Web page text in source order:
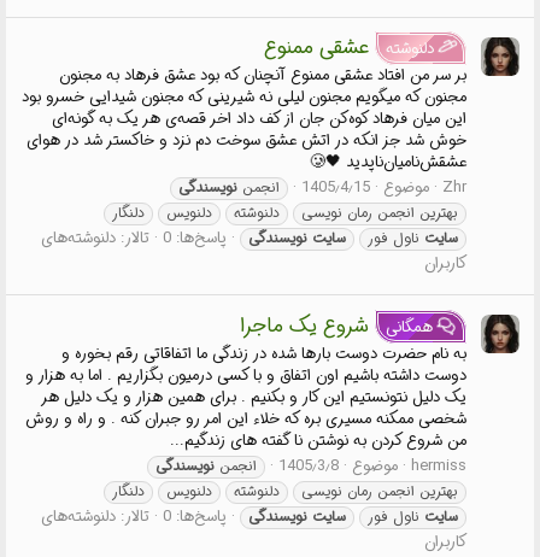
دلنوشته عشقی ممنوع
بر سر من افتاد عشقی ممنوع آنچنان که بود عشق فرهاد به مجنون
مجنون که میگویم مجنون لیلی نه شیرینی که مجنون شیدایی خسرو بود
این میان فرهاد کوه‌کن جان از کف داد اخر قصه‌ی هر یک به گونه‌ای
خوش شد جز انکه در اتش عشق سوخت دم نزد و خاکستر شد در هوا‌ی
عشقش‌نامیان‌ناپدید 🖤🥲
Zhr موضوع 1405٫4٫15 انجمن نویسندگی
بهترین انجمن رمان نویسی
دلنوشته دلنویس
دلنگار
سایت ناول فور سایت نویسندگی پاسخ‌ها: 0 تالار: دلنوشته‌های
کاربران
همگانی شروع یک ماجرا
به نام حضرت دوست بارها شده در زندگی ما اتفاقاتی رقم بخوره و
دوست داشته باشیم اون اتفاق و با کسی درمیون بگزاریم . اما به هزار و
یک دلیل نتونستیم این کار و بکنیم . برای همین هزار و یک دلیل هر
شخصی ممکنه مسیری بره که خلاء این امر رو جبران کنه . و راه و روش
من شروع کردن به نوشتن نا گفته های زندگیم...
hermiss موضوع 1405٫3٫8 انجمن نویسندگی
بهترین انجمن رمان نویسی
دلنوشته دلنویس
دلنگار
سایت ناول فور سایت نویسندگی پاسخ‌ها: 0 تالار: دلنوشته‌های
کاربران